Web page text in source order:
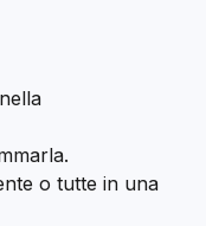
o tutte in una